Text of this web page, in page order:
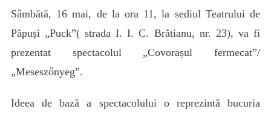
Sâmbătă, 16 mai, de la ora 11, la sediul Teatrului de
Păpuși „Puck”( strada I. I. C. Brătianu, nr. 23), va fi
prezentat spectacolul „Covorașul fermecat”/
„Meseszőnyeg”.
Ideea de bază a spectacolului o reprezintă bucuria